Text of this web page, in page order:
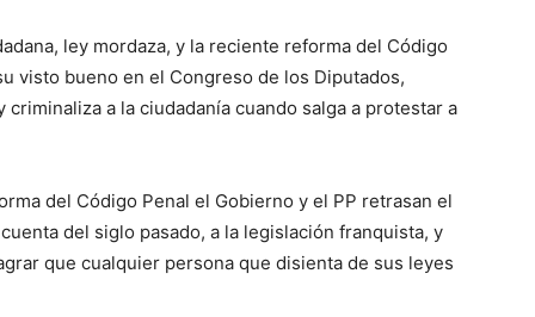
ley mordaza, y la reciente reforma del Código
visto bueno en el Congreso de los Diputados,
a la ciudadanía cuando salga a protestar a
del Código Penal el Gobierno y el PP retrasan el
del siglo pasado, a la legislación franquista, y
que cualquier persona que disienta de sus leyes